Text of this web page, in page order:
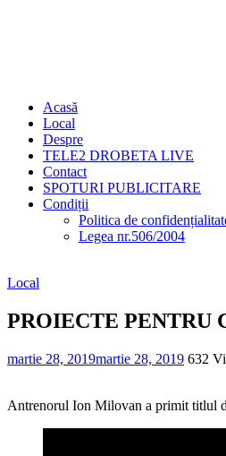
Acasă
Local
Despre
TELE2 DROBETA LIVE
Contact
SPOTURI PUBLICITARE
Condiții
Politica de
Legea nr.506/2004
Local
PROIECTE PENTRU
martie 28, 2019martie 28, 2019 632
Antrenorul Ion Milovan a primit titlul